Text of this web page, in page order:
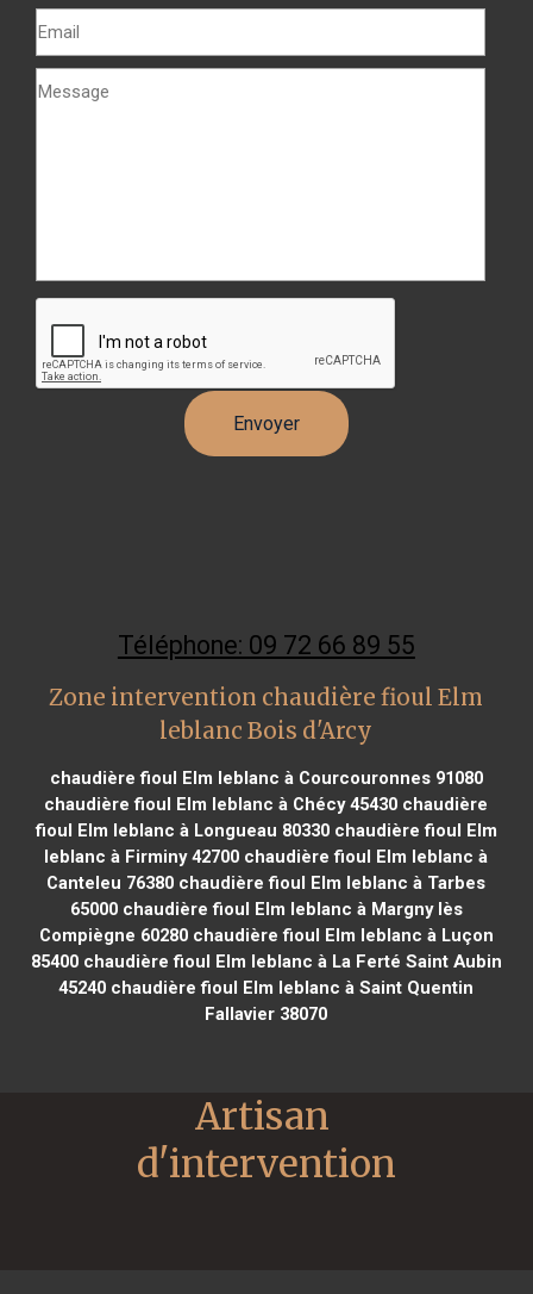
Téléphone: 09 72 66 89 55
Zone intervention chaudière fioul Elm
leblanc Bois d'Arcy
chaudière fioul Elm leblanc à Courcouronnes 91080
chaudière fioul Elm leblanc à Chécy 45430 chaudière
fioul Elm leblanc à Longueau 80330chaudière fioul Elm
leblanc à Firminy 42700 chaudière fioul Elm leblanc à
Canteleu 76380 chaudière fioul Elm leblanc à Tarbes
65000chaudière fioul Elm leblanc à Margny lès
Compiègne 60280chaudière fioul Elm leblanc à Luçon
85400chaudière fioul Elm leblanc à La Ferté Saint Aubin
45240 chaudière fioul Elm leblanc à Saint Quentin
Fallavier 38070
Artisan
d'intervention